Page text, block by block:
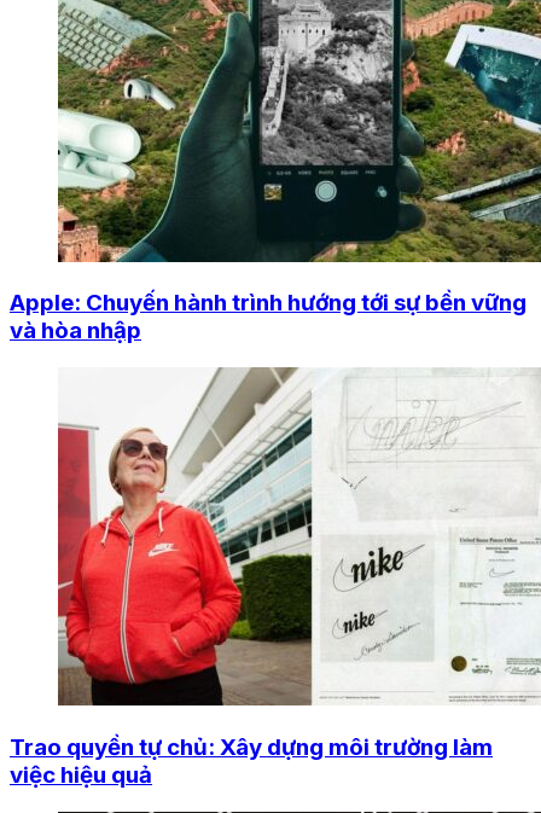
Apple: Chuyến hành trình hướng tới sự bền vững
và hòa nhập
Trao quyền tự chủ: Xây dựng môi trường làm
việc hiệu quả